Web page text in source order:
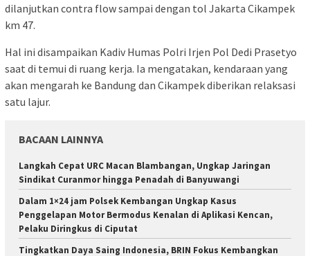
dilanjutkan contra flow sampai dengan tol Jakarta Cikampek
km 47.
Hal ini disampaikan Kadiv Humas Polri Irjen Pol Dedi Prasetyo
saat di temui di ruang kerja. Ia mengatakan, kendaraan yang
akan mengarah ke Bandung dan Cikampek diberikan relaksasi
satu lajur.
BACAAN LAINNYA
Langkah Cepat URC Macan Blambangan, Ungkap Jaringan
Sindikat Curanmor hingga Penadah di Banyuwangi
Dalam 1×24 jam Polsek Kembangan Ungkap Kasus
Penggelapan Motor Bermodus Kenalan di Aplikasi Kencan,
Pelaku Diringkus di Ciputat
Tingkatkan Daya Saing Indonesia, BRIN Fokus Kembangkan